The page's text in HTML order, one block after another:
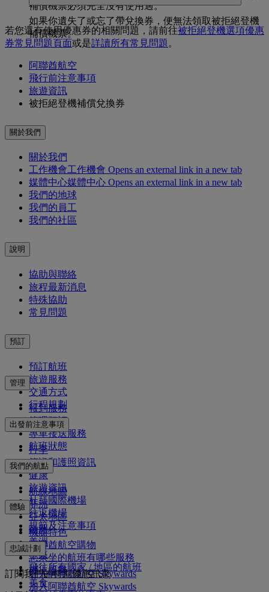
補償機票必須完全沒有使用過。
如果你遺失了或忘了帶兌換券，便無法領取被拒絕登機
補償機票。
若您還有使用優惠券的相關問題，請前往被拒絕登機選項優惠
券常見問題頁面或是詳讀所有常見問題 。
阿聯酋航空
飛行前注意事項
旅遊資訊
被拒絕登機補償兌換券
關於我們
關於我們
工作機會工作機會 Opens an external link in a new tab
媒體中心媒體中心 Opens an external link in a new tab
我們的地球
我們的員工
我們的社區
說明
協助與聯絡
旅程最新消息
特殊協助
常見問題
預訂
預訂航班
旅遊服務
交通方式
行程規劃
管理
報到服務
管理預訂
專車接送服務
航班狀態
出發前注意事項
行李
簽證和護照資訊
健康
旅遊資訊
杜拜國際機場
往返機場
規範及注意事項
我們的航點
航線地圖
非洲
亞太地區
歐洲
美洲
中東
飛往所有國家 / 地區的航班
體驗
機艙特色
阿聯酋航空購物
您乘坐的航班有哪些服務
機上娛樂
美食
忠誠計劃
登入阿聯酋航空 Skywards
加入阿聯酋航空 Skywards
訂閱我們的特別優惠訊息